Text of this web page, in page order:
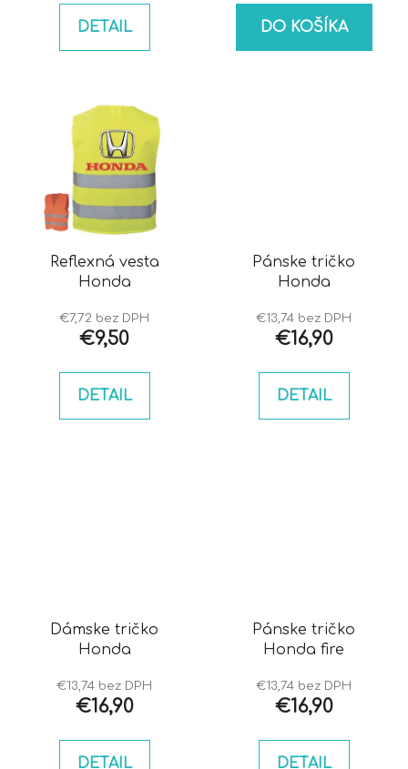
DETAIL DO KOŠÍKA
Reflexná vesta
Honda
€7,72 bez DPH
€9,50
DETAIL
Pánske tričko
Honda
€13,74 bez DPH
€16,90
DETAIL
Dámske tričko
Honda
€13,74 bez DPH
€16,90
DETAIL
Pánske tričko
Honda fire
€13,74 bez DPH
€16,90
DETAIL